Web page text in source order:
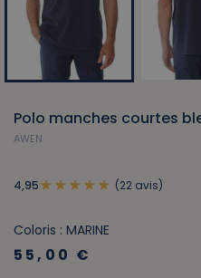
Polo manches courtes
AWEN
4,95 (22 avis)
Coloris : MARINE
55,00 €